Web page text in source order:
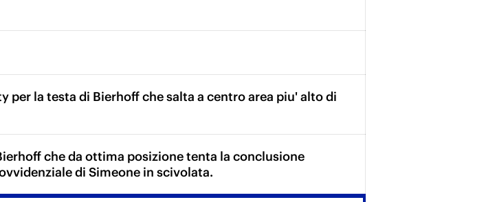
per la testa di Bierhoff che salta a centro area piu' alto di
che da ottima posizione tenta la conclusione
di Simeone in scivolata.